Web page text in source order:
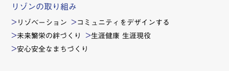
リゾンの取り組み
リゾベーション コミュニティをデザインする
未来繁栄の絆づくり 生涯健康 生涯現役
安心安全なまちづくり